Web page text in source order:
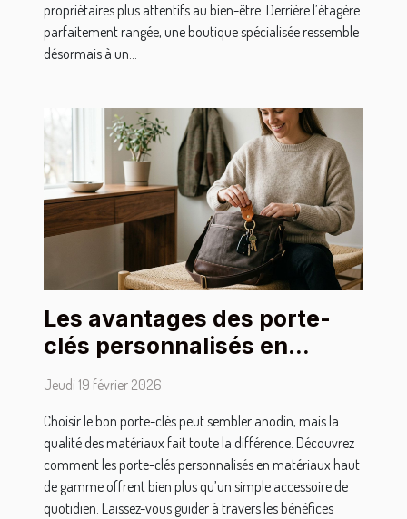
propriétaires plus attentifs au bien-être. Derrière l’étagère
parfaitement rangée, une boutique spécialisée ressemble
désormais à un...
Les avantages des porte-
clés personnalisés en
matériaux de haute qualité
Jeudi 19 février 2026
Choisir le bon porte-clés peut sembler anodin, mais la
qualité des matériaux fait toute la différence. Découvrez
comment les porte-clés personnalisés en matériaux haut
de gamme offrent bien plus qu’un simple accessoire de
quotidien. Laissez-vous guider à travers les bénéfices